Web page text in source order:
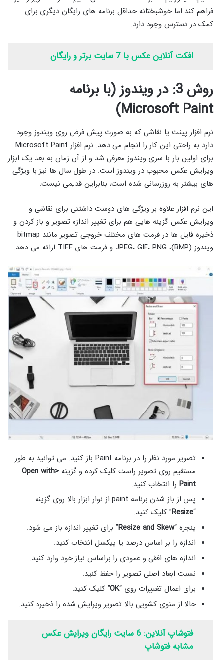
فراهم کند اما خوشبختانه حداقل برنامه های رایگان دیگری برای
کمک در دسترس وجود دارد.
افکت آنلاین عکس با 7 سایت برتر و رایگان
روش 3: در ویندوز (با برنامه
Microsoft Paint)
نرم افزار پینت یا نقاشی که به صورت پیش فرض روی ویندوز وجود
دارد به راحتی این کار را انجام می دهد. نرم افزار Microsoft Paint
برای اولین بار با سری ویندوز معرفی شد و از آن زمان به بعد یک ابزار
ویرایش عکس محبوب در ویندوز است. در طول سال ها نیز با ویژگی
های بیشتر به روزرسانی شده است، بنابراین قدیمی نیست.
این نرم افزار علاوه بر ویژگی های دوست داشتنی برای نقاشی و
ویرایش عکس گزینه هایی هم برای تغییر اندازه تصویر و باز کردن و
ذخیره فایل ها در فرمت های مختلف خروجی تصویر مانند bitmap
ویندوز (BMP)، JPEG، GIF، PNG و فرمت های TIFF ارائه می دهد.
تصویر مورد نظر را در برنامه Paint باز کنید. می توانید به طور
مستقیم روی تصویر راست کلیک کرده و گزینه Open with>
Paint را انتخاب کنید.
پس از باز شدن برنامه paint از نوار ابزار بالا روی گزینه
“
Resize” کلیک کنید.
پنجره “Resize and Skew” برای تغییر اندازه باز می شود.
اندازه را بر اساس درصد یا پیکسل انتخاب کنید.
اندازه های افقی و عمودی را براساس نیاز خود وارد کنید.
نسبت ابعاد اصلی تصویر را حفظ کنید.
برای اعمال تغییرات روی “OK” کلیک کنید.
حالا از منوی کشویی بالا تصویر ویرایش شده را ذخیره کنید.
فتوشاپ آنلاین: 6 سایت رایگان ویرایش عکس
مشابه فتوشاپ